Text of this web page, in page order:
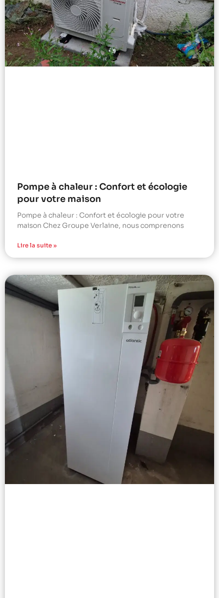
Pompe à chaleur : Confort et écologie
pour votre maison
Pompe à chaleur : Confort et écologie pour votre
maison Chez Groupe Verlaine, nous comprenons
Lire la suite »